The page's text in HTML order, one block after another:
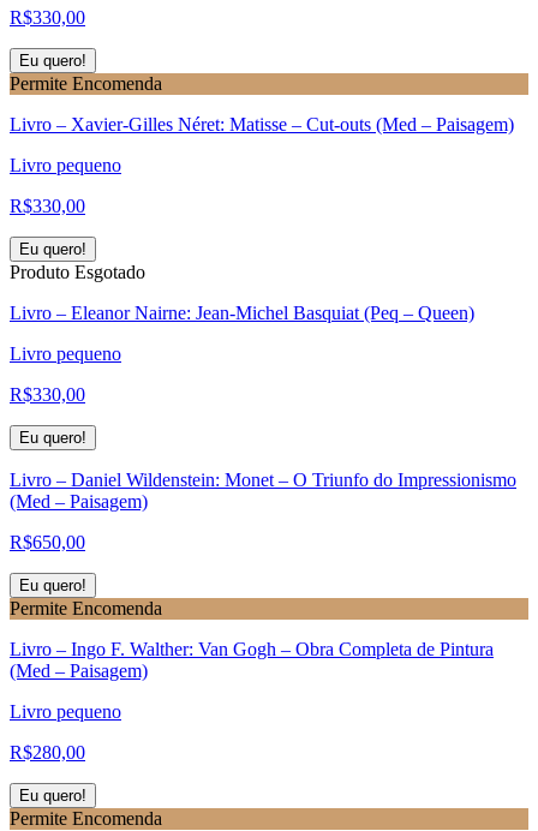
R$330,00
Eu quero!
Permite Encomenda
Livro – Xavier-Gilles Néret: Matisse – Cut-outs (Med – Paisagem)
Livro pequeno
R$330,00
Eu quero!
Produto Esgotado
Livro – Eleanor Nairne: Jean-Michel Basquiat (Peq – Queen)
Livro pequeno
R$330,00
Eu quero!
Livro – Daniel Wildenstein: Monet – O Triunfo do Impressionismo
(Med – Paisagem)
R$650,00
Eu quero!
Permite Encomenda
Livro – Ingo F. Walther: Van Gogh – Obra Completa de Pintura
(Med – Paisagem)
Livro pequeno
R$280,00
Eu quero!
Permite Encomenda